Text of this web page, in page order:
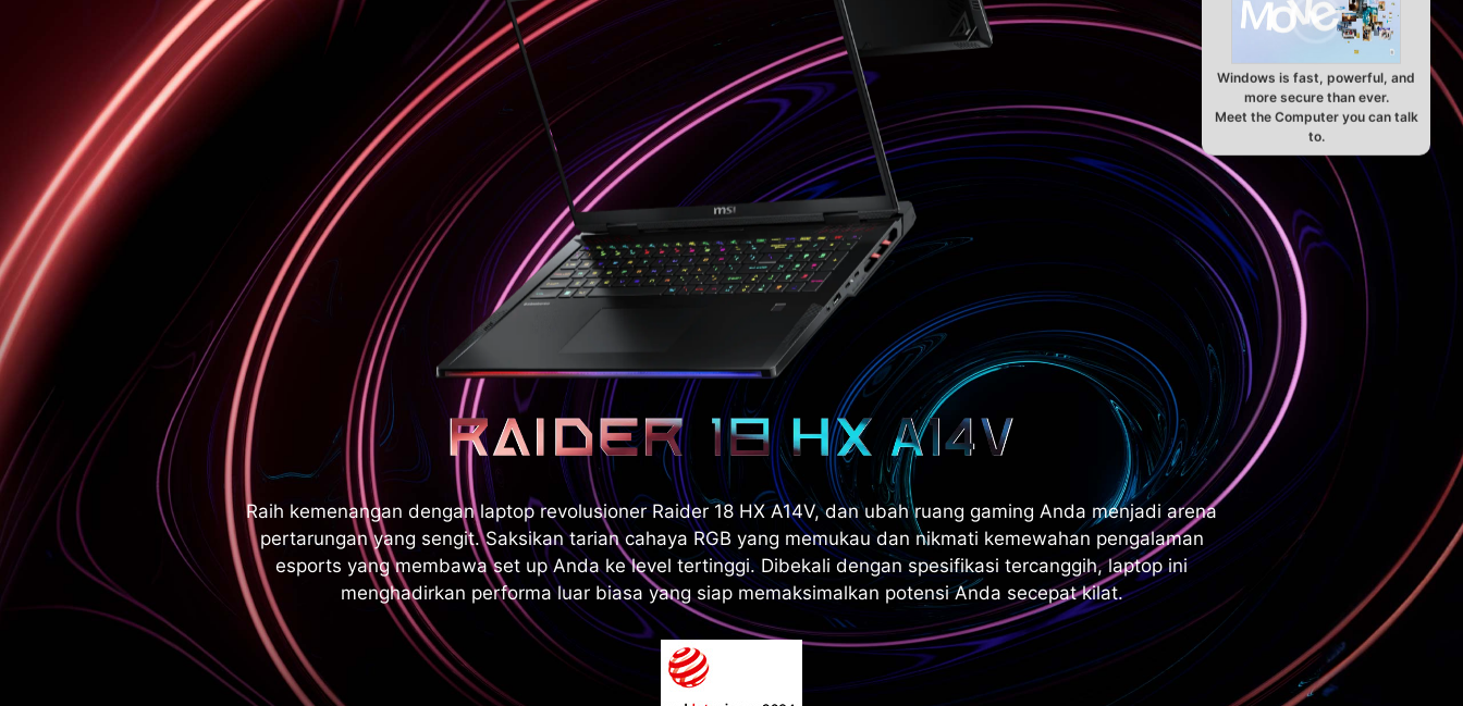
Windows is fast, powerful, and
more secure than ever.
Meet the Computer you can talk
to.
Raih kemenangan dengan laptop revolusioner Raider 18 HX A14V, dan ubah ruang gaming Anda menjadi arena
pertarungan yang sengit. Saksikan tarian cahaya RGB yang memukau dan nikmati kemewahan pengalaman
esports yang membawa set up Anda ke level tertinggi. Dibekali dengan spesifikasi tercanggih, laptop ini
menghadirkan performa luar biasa yang siap memaksimalkan potensi Anda secepat kilat.